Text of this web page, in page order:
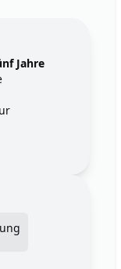
Jahre